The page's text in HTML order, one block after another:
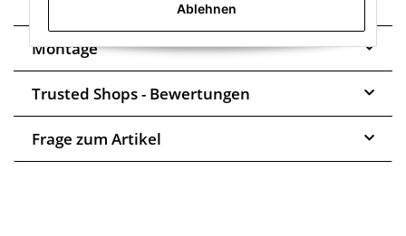
Montage
Trusted Shops - Bewertungen
Frage zum Artikel
Ablehnen